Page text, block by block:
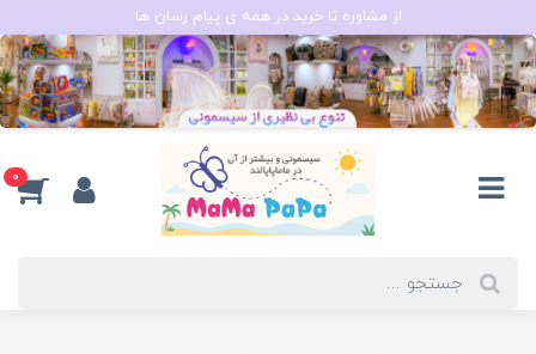
از مشاوره تا خرید در همه ی پیام رسان ها
0